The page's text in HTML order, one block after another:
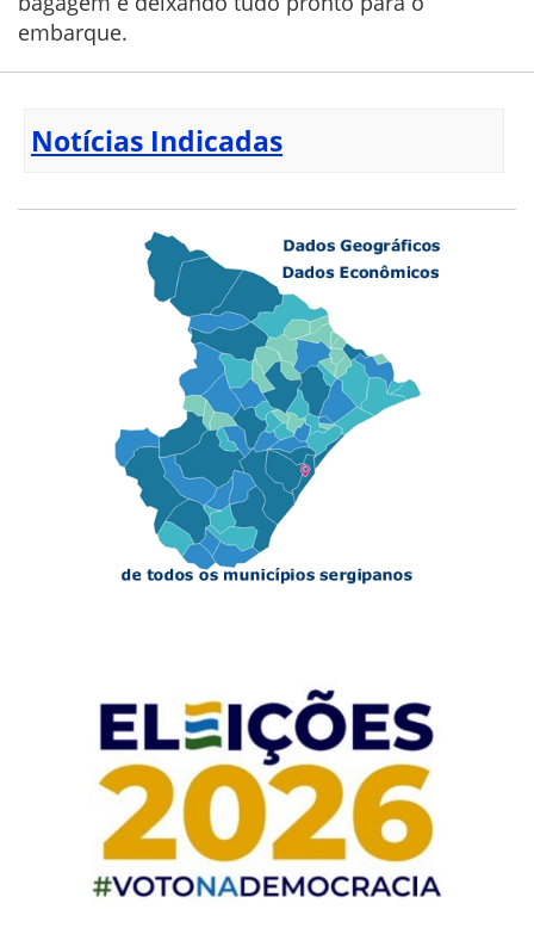
embarque.
Notícias Indicadas